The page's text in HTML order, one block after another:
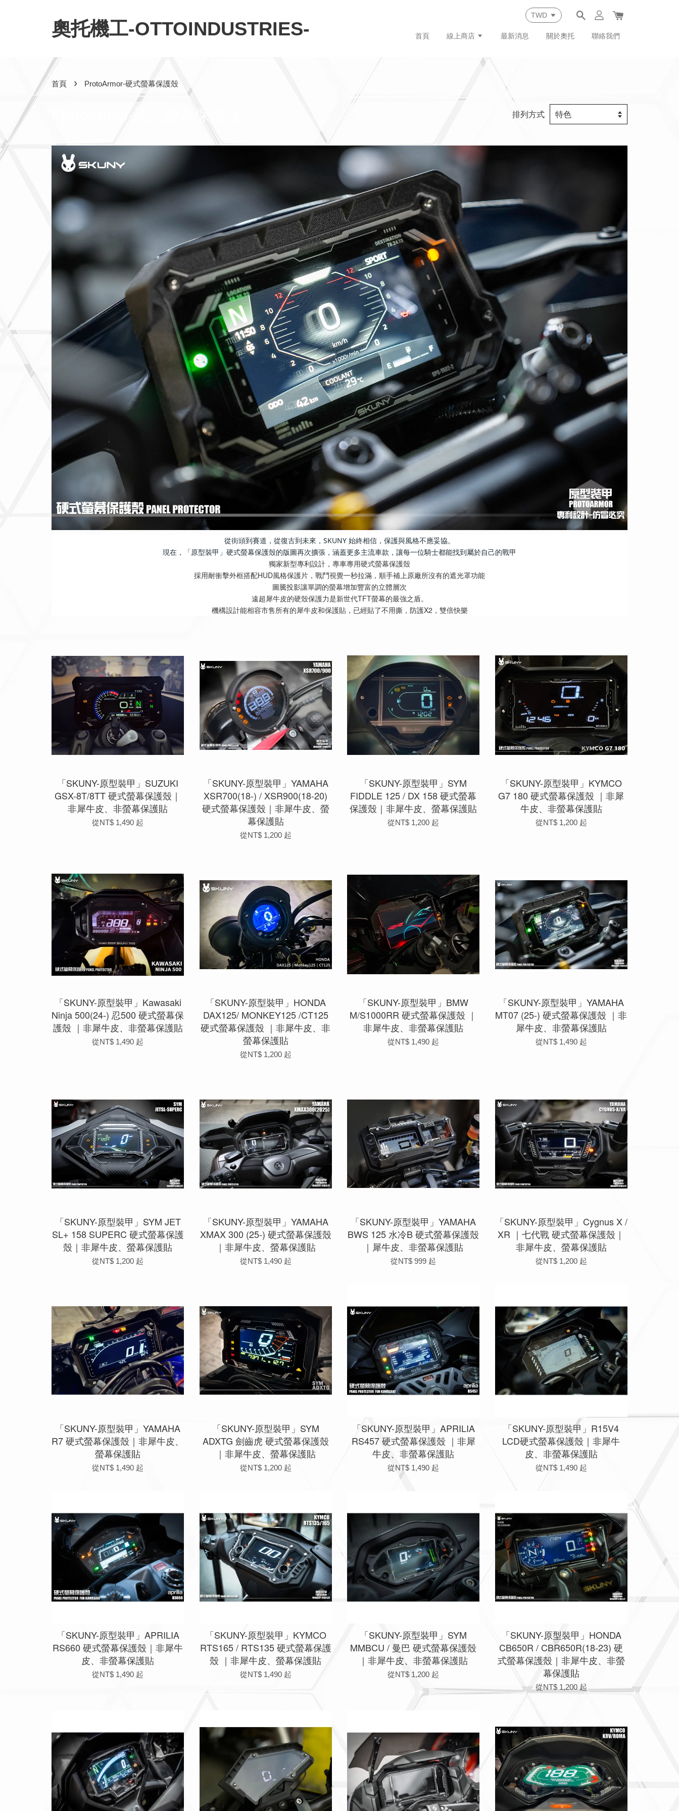
奧托機工-OTTOINDUSTRIES- 首頁 線上商店 最新消息 關於奧托 聯絡我們
首頁 › ProtoArmor-硬式螢幕保護殼
ProtoArmor-硬式螢幕保護殼 排列方式
從街頭到賽道，從復古到未來，SKUNY 始終相信，保護與風格不應妥協。
現在，「原型裝甲」硬式螢幕保護殼的版圖再次擴張，涵蓋更多主流車款，讓每一位騎士都能找到屬於自己的戰甲
獨家新型專利設計，專車專用硬式螢幕保護殼
採用耐衝擊外框搭配HUD風格保護片，戰鬥視覺一秒拉滿，順手補上原廠所沒有的遮光罩功能
圖騰投影讓單調的螢幕增加豐富的立體層次
遠超犀牛皮的硬殼保護力是新世代TFT螢幕的最強之盾。
機構設計能相容市售所有的犀牛皮和保護貼，已經貼了不用撕，防護X2，雙倍快樂
「SKUNY-原型裝甲」SUZUKI
GSX-8T/8TT 硬式螢幕保護殼｜
非犀牛皮、非螢幕保護貼
從NT$ 1,490 起
「SKUNY-原型裝甲」YAMAHA
XSR700(18-) / XSR900(18-20)
硬式螢幕保護殼｜非犀牛皮、螢
幕保護貼
從NT$ 1,200 起
「SKUNY-原型裝甲」SYM
FIDDLE 125 / DX 158 硬式螢幕
保護殼｜非犀牛皮、螢幕保護貼
從NT$ 1,200 起
「SKUNY-原型裝甲」KYMCO
G7 180 硬式螢幕保護殼 ｜非犀
牛皮、非螢幕保護貼
從NT$ 1,200 起
「SKUNY-原型裝甲」Kawasaki
Ninja 500(24-) 忍500 硬式螢幕保
護殼 ｜非犀牛皮、非螢幕保護貼
從NT$ 1,490 起
「SKUNY-原型裝甲」HONDA
DAX125/ MONKEY125 /CT125
硬式螢幕保護殼 ｜非犀牛皮、非
螢幕保護貼
從NT$ 1,200 起
「SKUNY-原型裝甲」BMW
M/S1000RR 硬式螢幕保護殼 ｜
非犀牛皮、非螢幕保護貼
從NT$ 1,490 起
「SKUNY-原型裝甲」YAMAHA
MT07 (25-) 硬式螢幕保護殼 ｜非
犀牛皮、非螢幕保護貼
從NT$ 1,490 起
「SKUNY-原型裝甲」SYM JET
SL+ 158 SUPERC 硬式螢幕保護
殼｜非犀牛皮、螢幕保護貼
從NT$ 1,200 起
「SKUNY-原型裝甲」YAMAHA
XMAX 300 (25-) 硬式螢幕保護殼
｜非犀牛皮、螢幕保護貼
從NT$ 1,490 起
「SKUNY-原型裝甲」YAMAHA
BWS 125 水冷B 硬式螢幕保護殼
｜犀牛皮、非螢幕保護貼
從NT$ 999 起
「SKUNY-原型裝甲」Cygnus X /
XR ｜七代戰 硬式螢幕保護殼｜
非犀牛皮、螢幕保護貼
從NT$ 1,200 起
「SKUNY-原型裝甲」YAMAHA
R7 硬式螢幕保護殼｜非犀牛皮、
螢幕保護貼
從NT$ 1,490 起
「SKUNY-原型裝甲」SYM
ADXTG 劍齒虎 硬式螢幕保護殼
｜非犀牛皮、螢幕保護貼
從NT$ 1,200 起
「SKUNY-原型裝甲」APRILIA
RS457 硬式螢幕保護殼 ｜非犀
牛皮、非螢幕保護貼
從NT$ 1,490 起
「SKUNY-原型裝甲」R15V4
LCD硬式螢幕保護殼｜非犀牛
皮、非螢幕保護貼
從NT$ 1,490 起
「SKUNY-原型裝甲」APRILIA
RS660 硬式螢幕保護殼｜非犀牛
皮、非螢幕保護貼
從NT$ 1,490 起
「SKUNY-原型裝甲」KYMCO
RTS165 / RTS135 硬式螢幕保護
殼 ｜非犀牛皮、螢幕保護貼
從NT$ 1,490 起
「SKUNY-原型裝甲」SYM
MMBCU / 曼巴 硬式螢幕保護殼
｜非犀牛皮、非螢幕保護貼
從NT$ 1,200 起
「SKUNY-原型裝甲」HONDA
CB650R / CBR650R(18-23) 硬
式螢幕保護殼｜非犀牛皮、非螢
幕保護貼
從NT$ 1,200起